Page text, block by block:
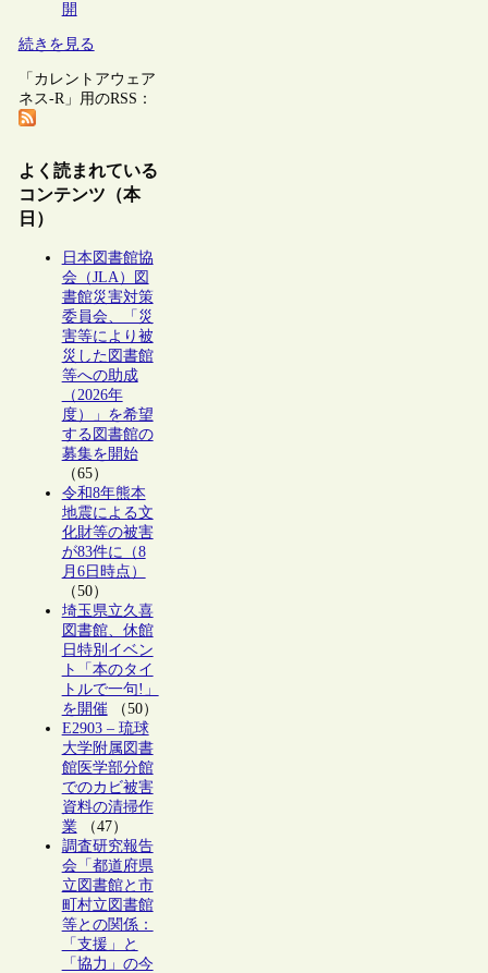
開
続きを見る
「カレントアウェア
ネス-R」用のRSS：
よく読まれている
コンテンツ（本
日）
日本図書館協
会（JLA）図
書館災害対策
委員会、「災
害等により被
災した図書館
等への助成
（2026年
度）」を希望
する図書館の
募集を開始
（65）
令和8年熊本
地震による文
化財等の被害
が83件に（8
月6日時点）
（50）
埼玉県立久喜
図書館、休館
日特別イベン
ト「本のタイ
トルで一句!」
を開催（50）
E2903 – 琉球
大学附属図書
館医学部分館
でのカビ被害
資料の清掃作
業（47）
調査研究報告
会「都道府県
立図書館と市
町村立図書館
等との関係：
「支援」と
「協力」の今